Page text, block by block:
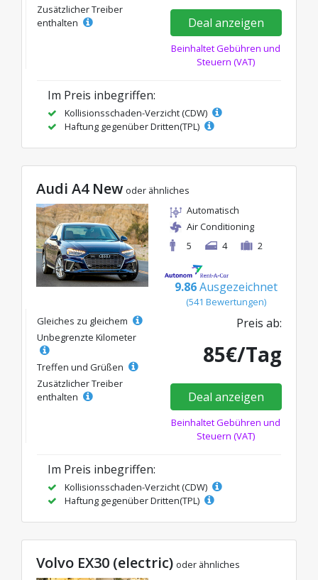
Zusätzlicher Treiber
enthalten
Deal anzeigen
Beinhaltet Gebühren und
Steuern (VAT)
Im Preis inbegriffen:
Kollisionsschaden-Verzicht (CDW)
Haftung gegenüber Dritten(TPL)
Audi A4 New oder ähnliches
Automatisch
Air Conditioning
5
4 2
9.86 Ausgezeichnet
(541 Bewertungen)
Gleiches zu gleichem
Unbegrenzte Kilometer
Treffen und Grüßen
Zusätzlicher Treiber
enthalten
Preis ab:
85€/Tag
Deal anzeigen
Beinhaltet Gebühren und
Steuern (VAT)
Im Preis inbegriffen:
Kollisionsschaden-Verzicht (CDW)
Haftung gegenüber Dritten(TPL)
Volvo EX30 (electric) oder ähnliches